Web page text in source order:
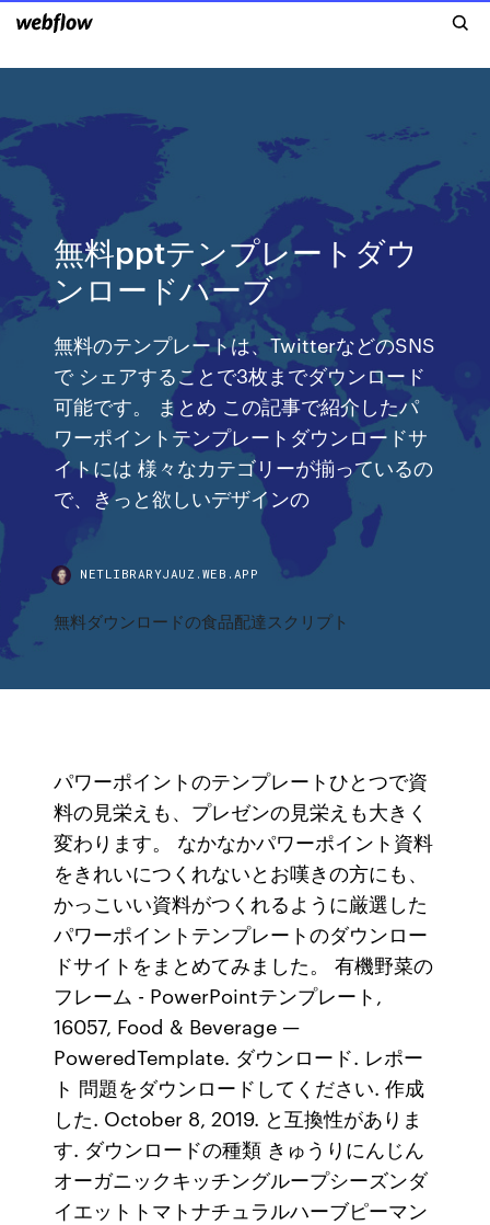
無料pptテンプレートダウ
ンロードハーブ
無料のテンプレートは、TwitterなどのSNS
で シェアすることで3枚までダウンロード
可能です。 まとめ この記事で紹介したパ
ワーポイントテンプレートダウンロードサ
イトには 様々なカテゴリーが揃っているの
で、きっと欲しいデザインの
NETLIBRARYJAUZ.WEB.APP
無料ダウンロードの食品配達スクリプト
パワーポイントのテンプレートひとつで資
料の見栄えも、プレゼンの見栄えも大きく
変わります。 なかなかパワーポイント資料
をきれいにつくれないとお嘆きの方にも、
かっこいい資料がつくれるように厳選した
パワーポイントテンプレートのダウンロー
ドサイトをまとめてみました。 有機野菜の
フレーム - PowerPointテンプレート,
16057, Food & Beverage —
PoweredTemplate. ダウンロード. レポー
ト 問題をダウンロードしてください. 作成
した. October 8, 2019. と互換性がありま
す. ダウンロードの種類 きゅうりにんじん
オーガニックキッチングループシーズンダ
イエットトマトナチュラルハーブピーマン